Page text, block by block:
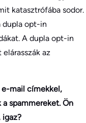
katasztrófába sodor.
dupla opt-in
A dupla opt-in
az
e-mail címekkel,
a spammereket. Ön
igaz?